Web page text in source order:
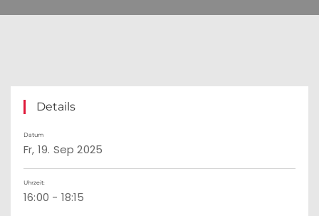
Details
Datum
Fr, 19. Sep 2025
Uhrzeit:
16:00 - 18:15